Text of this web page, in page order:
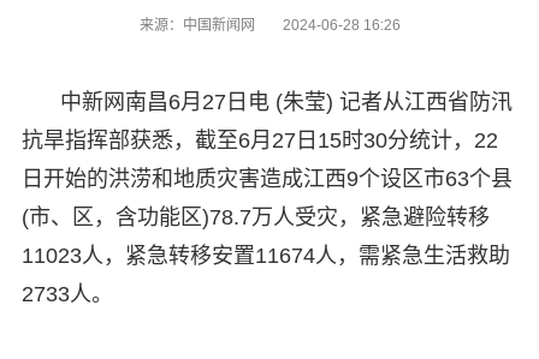
来源：中国新闻网 2024-06-28 16:26
中新网南昌6月27日电 (朱莹) 记者从江西省防汛
抗旱指挥部获悉，截至6月27日15时30分统计，22
日开始的洪涝和地质灾害造成江西9个设区市63个县
(市、区，含功能区)78.7万人受灾，紧急避险转移
11023人，紧急转移安置11674人，需紧急生活救助
2733人。